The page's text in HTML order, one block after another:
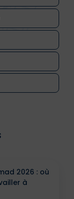
2026 : où
à